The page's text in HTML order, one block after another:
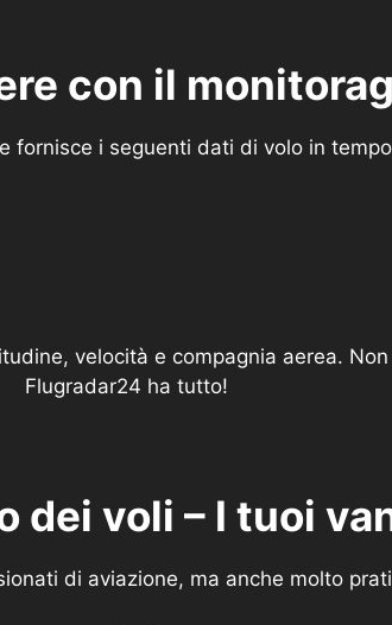
con il
fornisce i seguenti dati di volo in
velocità e compagnia aerea.
Flugradar24 ha tutto!
dei voli – I tuoi
di aviazione, ma anche molto